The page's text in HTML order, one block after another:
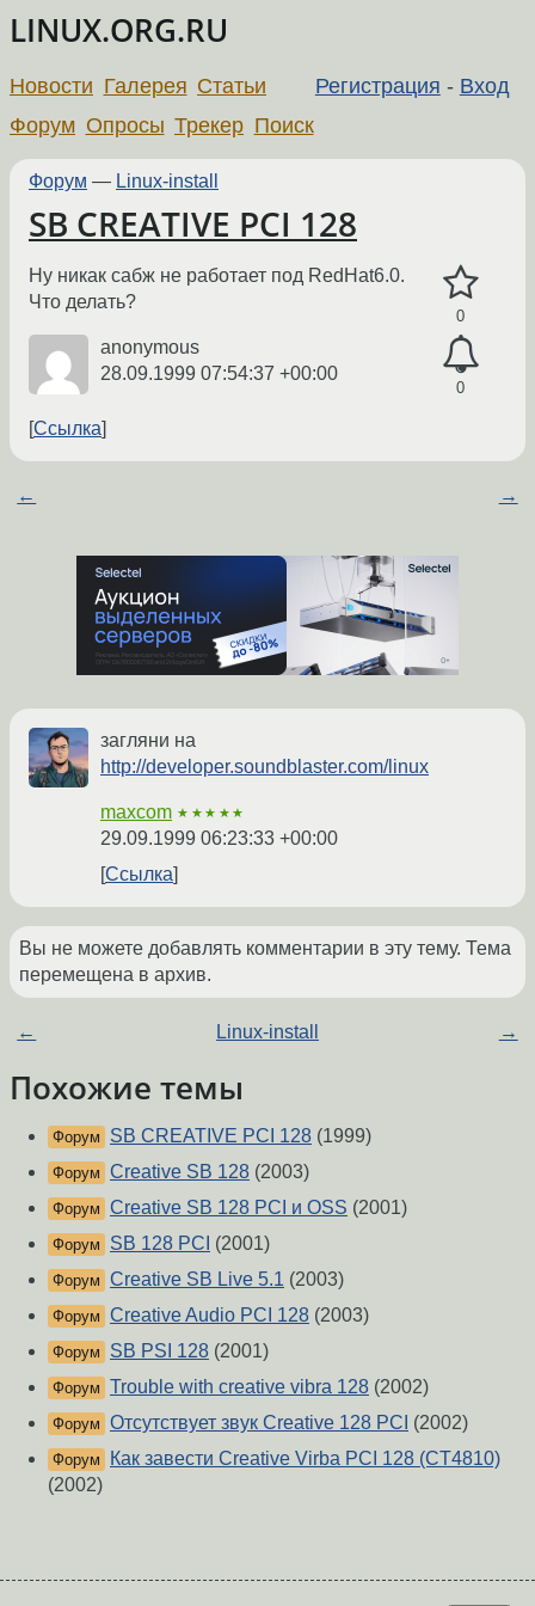
LINUX.ORG.RU
Регистрация - Вход
Новости Галерея Статьи
Форум Опросы Трекер Поиск
Форум — Linux-install
SB CREATIVE PCI 128
0
0
Ну никак сабж не работает под RedHat6.0.
Что делать?
anonymous
28.09.1999 07:54:37 +00:00
Ссылка
← →
загляни на
http://developer.soundblaster.com/linux
maxcom ★★★★★
29.09.1999 06:23:33 +00:00
Ссылка
Вы не можете добавлять комментарии в эту тему. Тема
перемещена в архив.
← Linux-install →
Похожие темы
Форум SB CREATIVE PCI 128 (1999)
Форум Creative SB 128 (2003)
Форум Creative SB 128 PCI и OSS (2001)
Форум SB 128 PCI (2001)
Форум Creative SB Live 5.1 (2003)
Форум Creative Audio PCI 128 (2003)
Форум SB PSI 128 (2001)
Форум Trouble with creative vibra 128 (2002)
Форум Отсутствует звук Creative 128 PCI (2002)
Форум
Как завести Creative Virba PCI 128 (CT4810)
(2002)